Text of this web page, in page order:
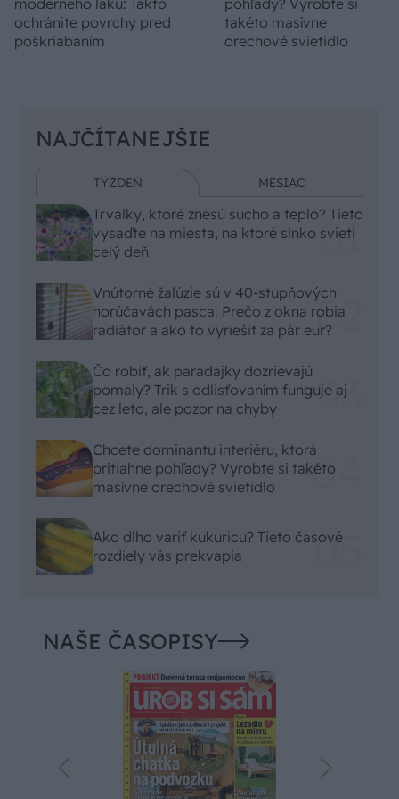
moderného laku: Takto
ochránite povrchy pred
poškriabaním
pohľady? Vyrobte si
takéto masívne
orechové svietidlo
NAJČÍTANEJŠIE
TÝŽDEŇ MESIAC
Trvalky, ktoré znesú sucho a teplo? Tieto
vysaďte na miesta, na ktoré slnko svieti
celý deň
Vnútorné žalúzie sú v 40-stupňových
horúčavách pasca: Prečo z okna robia
radiátor a ako to vyriešiť za pár eur?
Čo robiť, ak paradajky dozrievajú
pomaly? Trik s odlisťovaním funguje aj
cez leto, ale pozor na chyby
Chcete dominantu interiéru, ktorá
pritiahne pohľady? Vyrobte si takéto
masívne orechové svietidlo
Ako dlho variť kukuricu? Tieto časové
rozdiely vás prekvapia
NAŠE ČASOPISY